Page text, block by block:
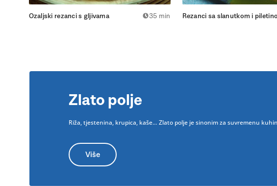
Ozaljski rezanci s gljivama 35 min Rezanci sa slanutkom i
Zlato polje
Riža, tjestenina, krupica, kaše… Zlato polje je sinonim za suvremenu
Više